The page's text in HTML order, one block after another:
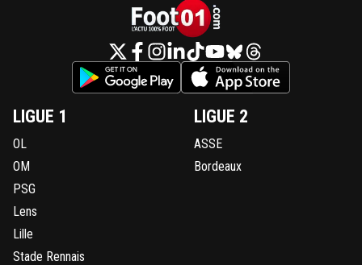
LIGUE 1
OL
OM
PSG
Lens
Lille
Stade Rennais
LIGUE 2
ASSE
Bordeaux